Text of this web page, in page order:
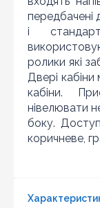
передбачені
і
ролики які
Двері
кабіни.
нівелювати
боку.
коричневе,
Шановні
по інтернету
дешевше ніж у
раді
що товар
наявності і
магазині